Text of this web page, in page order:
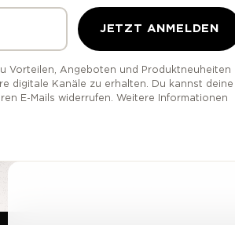
JETZT ANMELDEN
Vorteilen, Angeboten und Produktneuheiten
digitale Kanäle zu erhalten. Du kannst deine
E-Mails widerrufen. Weitere Informationen